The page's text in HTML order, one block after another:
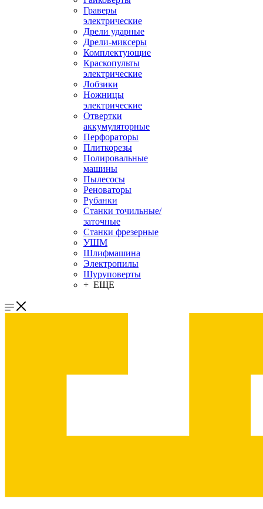
Граверы
электрические
Дрели ударные
Дрели-миксеры
Комплектующие
Краскопульты
электрические
Лобзики
Ножницы
электрические
Отвертки
аккумуляторные
Перфораторы
Плиткорезы
Полировальные
машины
Пылесосы
Реноваторы
Рубанки
Станки точильные/
заточные
Станки фрезерные
УШМ
Шлифмашина
Электропилы
Шуруповерты
+ ЕЩЕ